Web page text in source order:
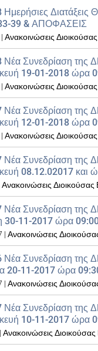
Ημερήσιες
39 & ΑΠΟΦΑΣΕΙΣ
| Ανακοινώσεις
Νέα Συνεδρίαση της
19-01-2018 ώρα
| Ανακοινώσεις
Νέα Συνεδρίαση της
12-01-2018 ώρα
| Ανακοινώσεις
Νέα Συνεδρίαση της
08.12.02017 και
Ανακοινώσεις
Νέα Συνεδρίαση της
30-11-2017 ώρα
| Ανακοινώσεις
Νέα Συνεδρίαση της
20-11-2017 ώρα
| Ανακοινώσεις
Νέα Συνεδρίαση της
10-11-2017 ώρα
| Ανακοινώσεις